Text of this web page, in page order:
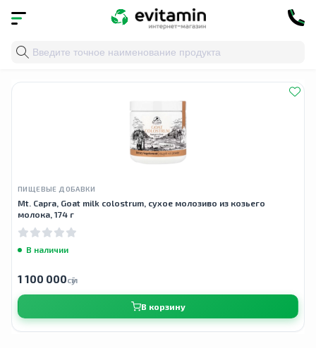
Главная » goat whey
ПИЩЕВЫЕ ДОБАВКИ
Mt. Capra, Goat milk colostrum, сухое молозиво из козьего
молока, 174 г
В наличии
1 100 000сӯм
В корзину